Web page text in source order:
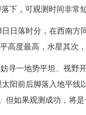
，可观测时间非常短
落时分，在西南方
高度最高，水星其次
一地势平坦、视野
阳前后脚落入地平线
如果观测成功，将